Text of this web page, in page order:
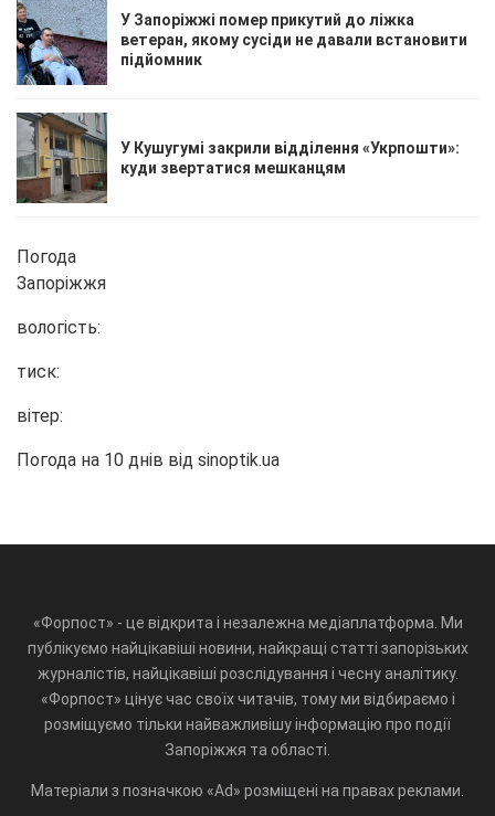
У Запоріжжі помер прикутий до ліжка
ветеран, якому сусіди не давали встановити
підйомник
У Кушугумі закрили відділення «Укрпошти»:
куди звертатися мешканцям
Погода
Запоріжжя
вологість:
тиск:
вітер:
Погода на 10 днів від sinoptik.ua
«Форпост» - це відкрита і незалежна медіаплатформа. Ми
публікуємо найцікавіші новини, найкращі статті запорізьких
журналістів, найцікавіші розслідування і чесну аналітику.
«Форпост» цінує час своїх читачів, тому ми відбираємо і
розміщуємо тільки найважливішу інформацію про події
Запоріжжя та області.
Матеріали з позначкою «Ad» розміщені на правах реклами.